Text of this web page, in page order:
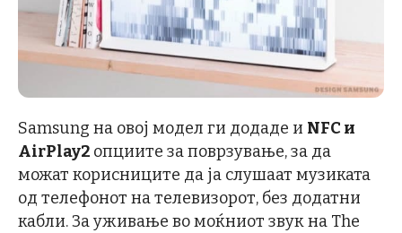
Samsung на овој модел ги додаде и NFC и
AirPlay2 опциите за поврзување, за да
можат корисниците да ја слушаат музиката
од телефонот на телевизорот, без додатни
кабли. За уживање во моќниот звук на The